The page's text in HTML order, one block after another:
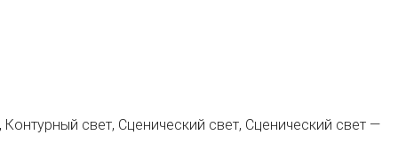
свет, Сценический свет, Сценический свет —